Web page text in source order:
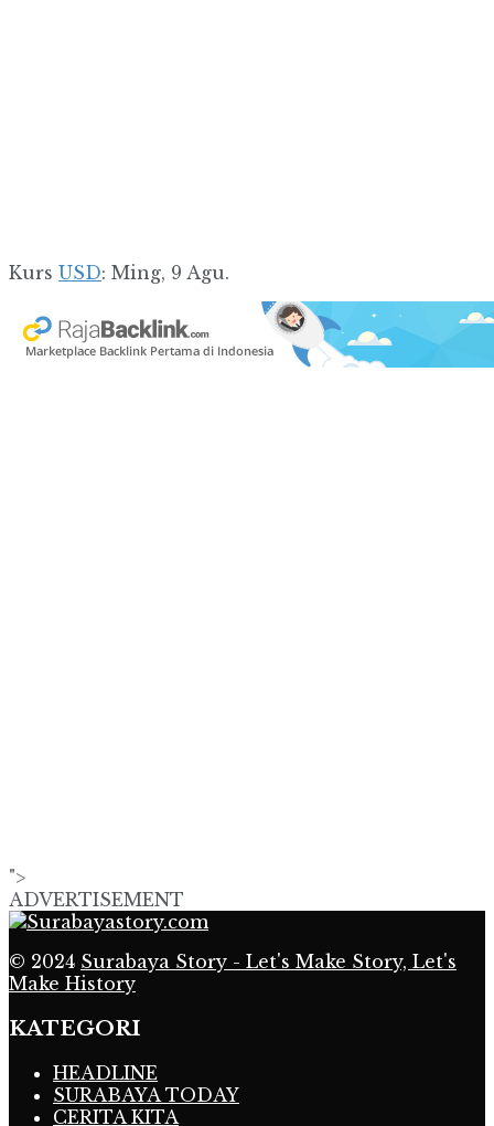
Kurs USD: Ming, 9 Agu.
">
ADVERTISEMENT
© 2024 Surabaya Story - Let's Make Story, Let's
Make History
KATEGORI
HEADLINE
SURABAYA TODAY
CERITA KITA